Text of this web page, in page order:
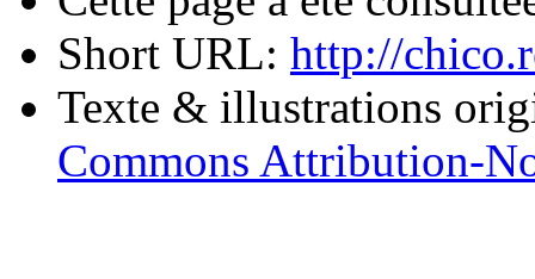
Short URL: http://
Texte & illustrations
Commons Attribution-